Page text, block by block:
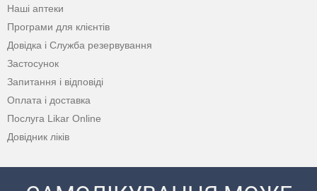
Наші аптеки
Програми для клієнтів
Довідка і Служба резервування
Застосунок
Запитання і відповіді
Оплата і доставка
Послуга Likar Online
Довідник ліків